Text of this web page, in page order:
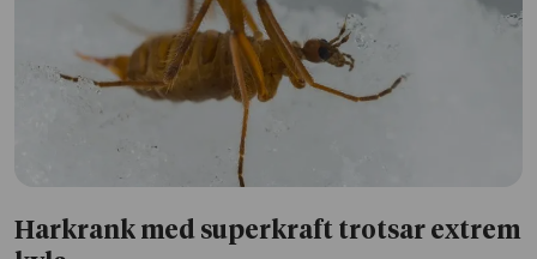
Harkrank med superkraft trotsar extrem